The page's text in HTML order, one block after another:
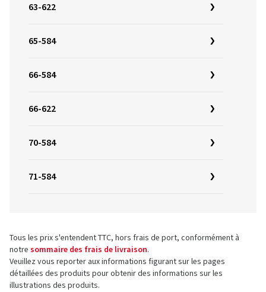
63-622
65-584
66-584
66-622
70-584
71-584
Tous les prix s'entendent TTC, hors frais de port, conformément à
notre sommaire des frais de livraison.
Veuillez vous reporter aux informations figurant sur les pages
détaillées des produits pour obtenir des informations sur les
illustrations des produits.